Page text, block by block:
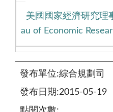
美國國家經濟研究理
au of Economic
發布單位:綜合規劃司
發布日期:2015-05-19